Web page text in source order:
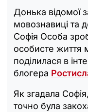
Донька відомої
мовознавиці та
Софія Особа
особисте життя
поділилася в
блогера
Як згадала
точно була